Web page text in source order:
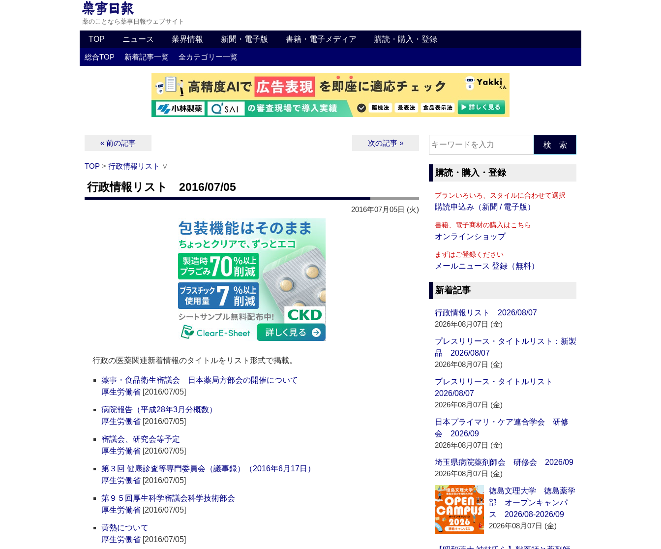
薬のことなら薬事日報ウェブサイト
TOP ニュース 業界情報 新聞・電子版 書籍・電子メディア 購読・購入・登録
総合TOP 新着記事一覧 全カテゴリー一覧
« 前の記事 次の記事 »
TOP > 行政情報リスト ∨
行政情報リスト 2016/07/05
2016年07月05日 (火)
行政の医薬関連新着情報のタイトルをリスト形式で掲載。
薬事・食品衛生審議会 日本薬局方部会の開催について
厚生労働省 [2016/07/05]
病院報告（平成28年3月分概数）
厚生労働省 [2016/07/05]
審議会、研究会等予定
厚生労働省 [2016/07/05]
第３回 健康診査等専門委員会（議事録）（2016年6月17日）
厚生労働省 [2016/07/05]
第９５回厚生科学審議会科学技術部会
厚生労働省 [2016/07/05]
黄熱について
厚生労働省 [2016/07/05]
検 索
購読・購入・登録
プランいろいろ、スタイルに合わせて選択
購読申込み（新聞 / 電子版）
書籍、電子商材の購入はこちら
オンラインショップ
まずはご登録ください
メールニュース 登録（無料）
新着記事
行政情報リスト 2026/08/07
2026年08月07日 (金)
プレスリリース・タイトルリスト：新製
品 2026/08/07
2026年08月07日 (金)
プレスリリース・タイトルリスト
2026/08/07
2026年08月07日 (金)
日本プライマリ・ケア連合学会 研修
会 2026/09
2026年08月07日 (金)
埼玉県病院薬剤師会 研修会 2026/09
2026年08月07日 (金)
徳島文理大学 徳島薬学
部 オープンキャンパ
ス 2026/08-2026/09
2026年08月07日 (金)